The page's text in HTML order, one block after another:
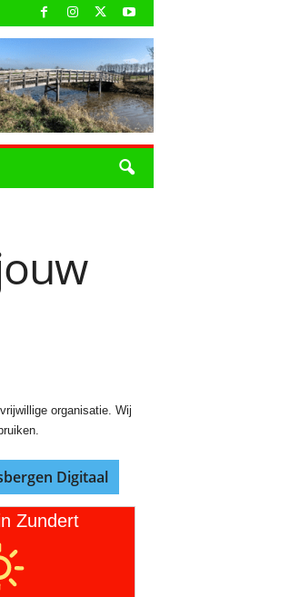
organisatie. Wij
Digitaal
Zundert